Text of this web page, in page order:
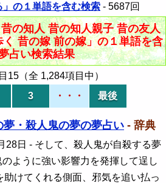
」の１単語を含む検索 - 5687回
の知人 昔の知人親子 昔の友人
昔の嫁 前の嫁」の１単語を含
占い検索結果
15（全 1,284項目中）
3 ・・・ 最後
夢・殺人鬼の夢の夢占い - 辞典
28日 - そして、殺人鬼が自殺する夢
ように強い影響力を発揮して逞し
助けてくれる側面、邪気を追い払っ